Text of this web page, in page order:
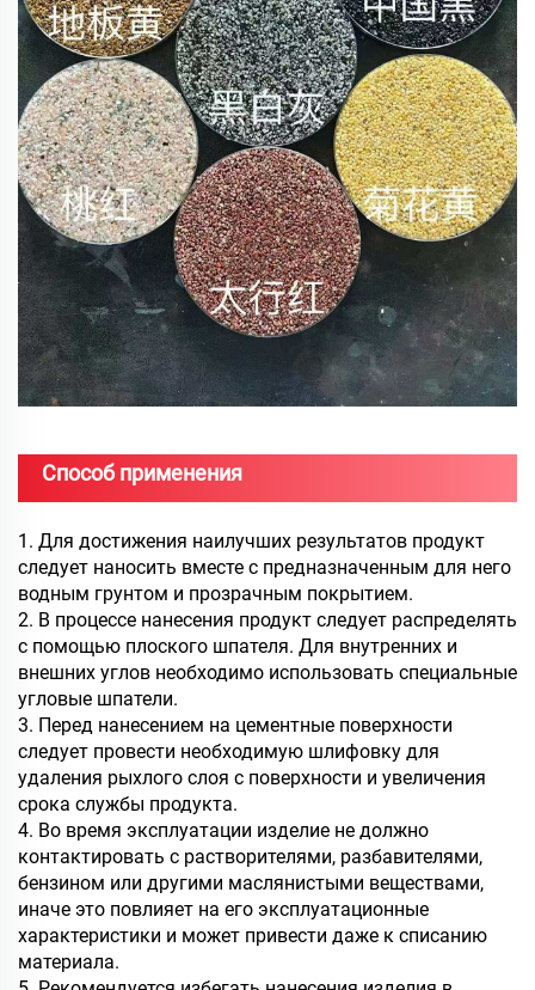
Способ применения
1. Для достижения наилучших результатов продукт
следует наносить вместе с предназначенным для него
водным грунтом и прозрачным покрытием.
2. В процессе нанесения продукт следует распределять
с помощью плоского шпателя. Для внутренних и
внешних углов необходимо использовать специальные
угловые шпатели.
3. Перед нанесением на цементные поверхности
следует провести необходимую шлифовку для
удаления рыхлого слоя с поверхности и увеличения
срока службы продукта.
4. Во время эксплуатации изделие не должно
контактировать с растворителями, разбавителями,
бензином или другими маслянистыми веществами,
иначе это повлияет на его эксплуатационные
характеристики и может привести даже к списанию
материала.